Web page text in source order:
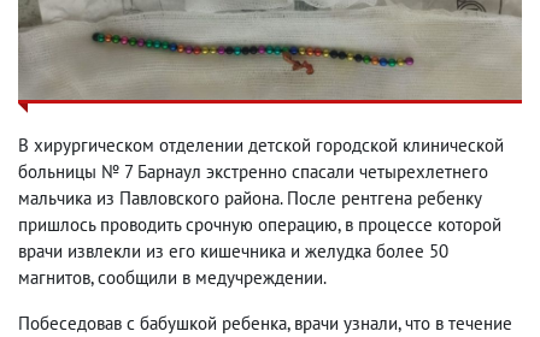
В хирургическом отделении детской городской клинической
больницы № 7 Барнаул экстренно спасали четырехлетнего
мальчика из Павловского района. После рентгена ребенку
пришлось проводить срочную операцию, в процессе которой
врачи извлекли из его кишечника и желудка более 50
магнитов, сообщили в медучреждении.
Побеседовав с бабушкой ребенка, врачи узнали, что в течение